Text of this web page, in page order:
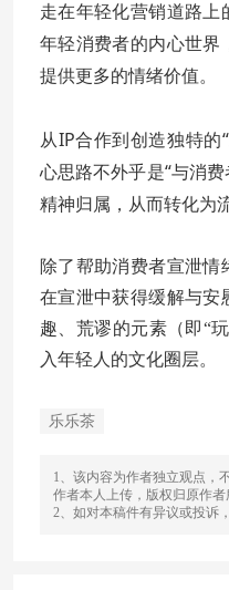
走在年轻化营销道路上
年轻消费者的内心世界
提供更多的情绪价值。
从IP合作到创造独特的
心思路不外乎是“与消
精神归属，从而转化为
除了帮助消费者宣泄
在宣泄中获得缓解与安
趣、荒谬的元素（即“
入年轻人的文化圈层。
乐乐茶
1、该内容为作者独立观点，
作者本人上传，版权归原作者
2、如对本稿件有异议或投诉